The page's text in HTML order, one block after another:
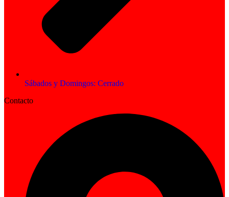
Sábados y Domingos: Cerrado
Contacto